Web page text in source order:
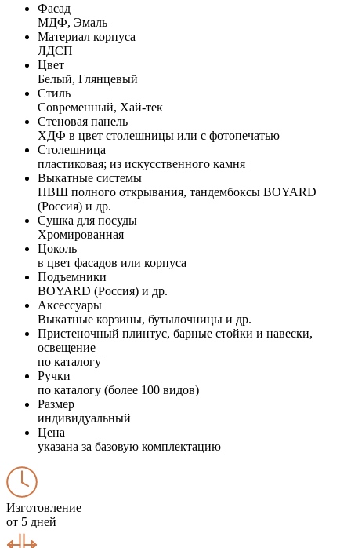
Фасад
МДФ, Эмаль
Материал корпуса
ЛДСП
Цвет
Белый, Глянцевый
Стиль
Современный, Хай-тек
Стеновая панель
ХДФ в цвет столешницы или с фотопечатью
Столешница
пластиковая; из искусственного камня
Выкатные системы
ПВШ полного открывания, тандембоксы BOYARD
(Россия) и др.
Сушка для посуды
Хромированная
Цоколь
в цвет фасадов или корпуса
Подъемники
BOYARD (Россия) и др.
Аксессуары
Выкатные корзины, бутылочницы и др.
Пристеночный плинтус, барные стойки и навески,
освещение
по каталогу
Ручки
по каталогу (более 100 видов)
Размер
индивидуальный
Цена
указана за базовую комплектацию
Изготовление
от 5 дней